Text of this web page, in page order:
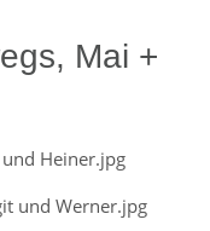
Mai +